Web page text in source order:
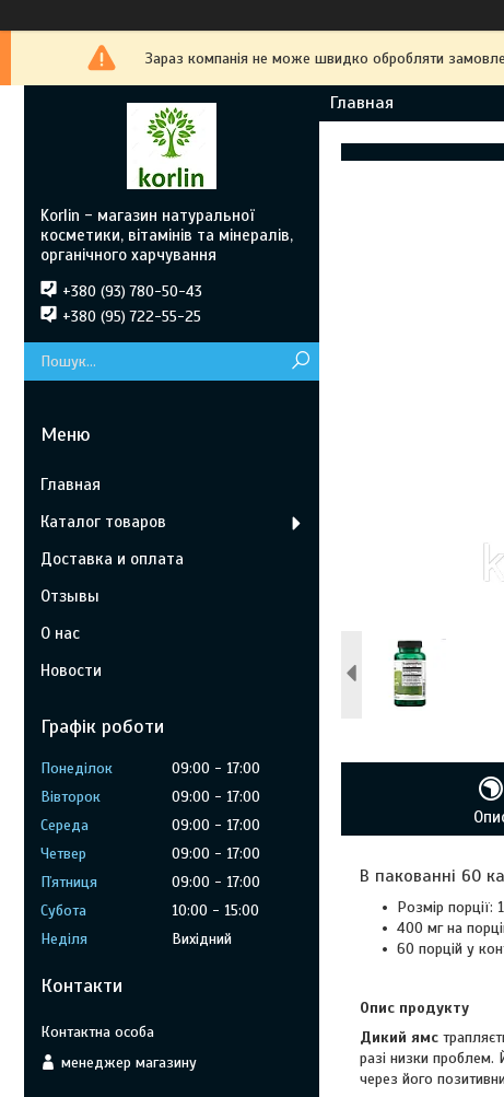
Зараз компанія не може швидко обробляти
Главная
В пакованні 60
Розмір порції:
400 мг на
60 порцій у
Опис продукту
Дикий ямс
разі низки проблем.
через його
Korlin - магазин натуральної
косметики, вітамінів та мінералів,
органічного харчування
+380 (93) 780-50-43
+380 (95) 722-55-25
Главная
Каталог товаров
Доставка и оплата
Отзывы
О нас
Новости
Графік роботи
Понеділок 09:00
17:00
Вівторок
09:00
17:00
Середа
09:00
17:00
Четвер
09:00
17:00
Пʼятниця
09:00
17:00
Субота
10:00
15:00
Неділя
Вихідний
Контакти
менеджер магазину